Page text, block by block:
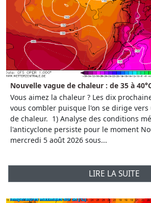
Nouvelle vague de chaleur : de 35 à
Vous aimez la chaleur ? Les dix
vous combler puisque l'on se dirige
de chaleur. 1) Analyse des conditions
l'anticyclone persiste pour le moment
mercredi 5 août 2026 sous...
LIRE LA SUITE